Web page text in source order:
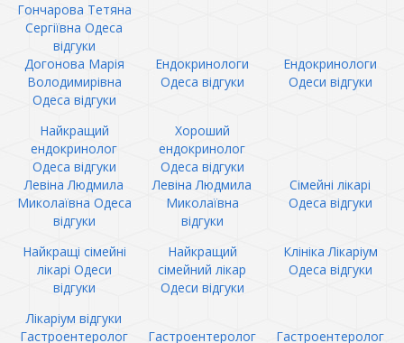
Гончарова Тетяна
Сергіївна Одеса
відгуки
Догонова Марія
Володимирівна
Одеса відгуки
Ендокринологи
Одеса відгуки
Ендокринологи
Одеси відгуки
Найкращий
ендокринолог
Одеса відгуки
Хороший
ендокринолог
Одеса відгуки
Левіна Людмила
Миколаївна Одеса
відгуки
Левіна Людмила
Миколаївна
відгуки
Сімейні лікарі
Одеса відгуки
Найкращі сімейні
лікарі Одеси
відгуки
Найкращий
сімейний лікар
Одеси відгуки
Клініка Лікаріум
Одеса відгуки
Лікаріум відгуки
Гастроентеролог
Гастроентеролог Гастроентеролог